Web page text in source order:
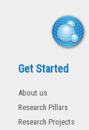
Get Started
About us
Research Pillars
Research Projects